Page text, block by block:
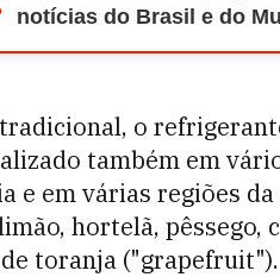
notícias do Brasil e do
o
também em
e em várias regiões
hortelã,
toranja ("grapefruit").